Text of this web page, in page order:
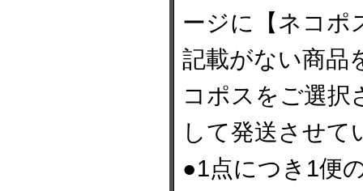
ージに【ネコポ
記載がない商品
コポスをご選択
して発送させて
●1点につき1便